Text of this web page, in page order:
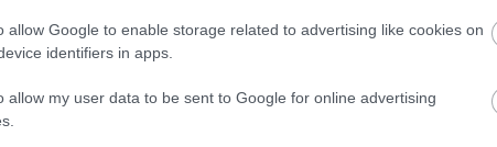
allow Google to enable storage related to advertising like cookies on
identifiers in apps.
allow my user data to be sent to Google for online advertising
για αυτά τα υλικά και οι πολύπλευρες επιπτώσεις
«έκρηξης» των ηλεκτρικών αυτοκινήτων, που τα
εναλλακτικές λύσεις.